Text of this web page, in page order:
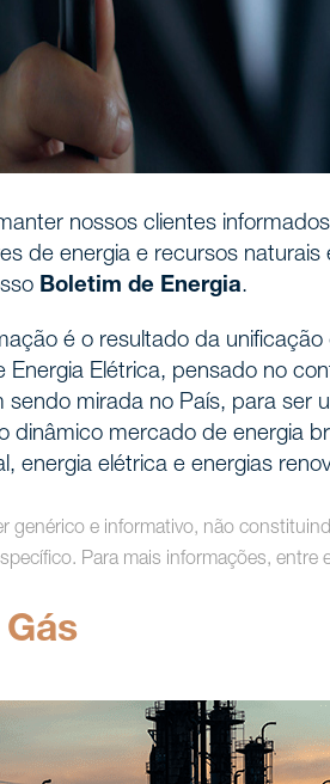
nossos clientes
de energia e recursos naturais
Boletim de Energia.
é o resultado da
Energia Elétrica, pensado no
sendo mirada no País, para ser
dinâmico mercado de energia
energia elétrica e energias
genérico e informativo, não
Para mais informações,